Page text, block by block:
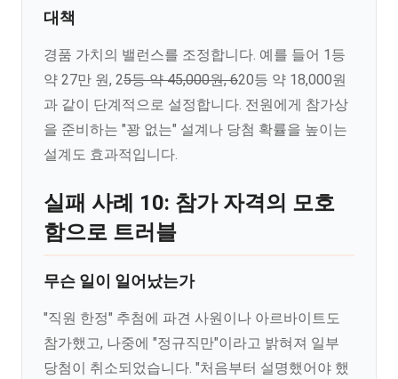
대책
경품 가치의 밸런스를 조정합니다. 예를 들어 1등
약 27만 원, 25등 약 45,000원, 620등 약 18,000원
과 같이 단계적으로 설정합니다. 전원에게 참가상
을 준비하는 "꽝 없는" 설계나 당첨 확률을 높이는
설계도 효과적입니다.
실패 사례 10: 참가 자격의 모호
함으로 트러블
무슨 일이 일어났는가
"직원 한정" 추첨에 파견 사원이나 아르바이트도
참가했고, 나중에 "정규직만"이라고 밝혀져 일부
당첨이 취소되었습니다. "처음부터 설명했어야 했